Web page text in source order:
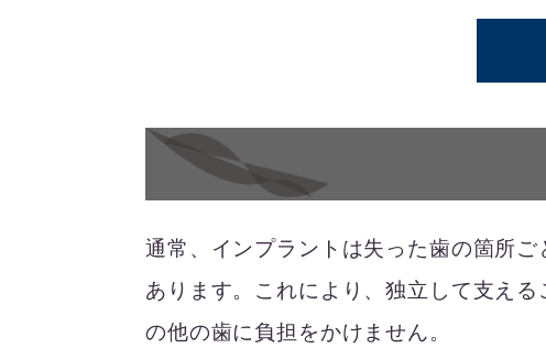
通常、インプラントは失った歯の箇所ご
あります。これにより、独立して支える
の他の歯に負担をかけません。